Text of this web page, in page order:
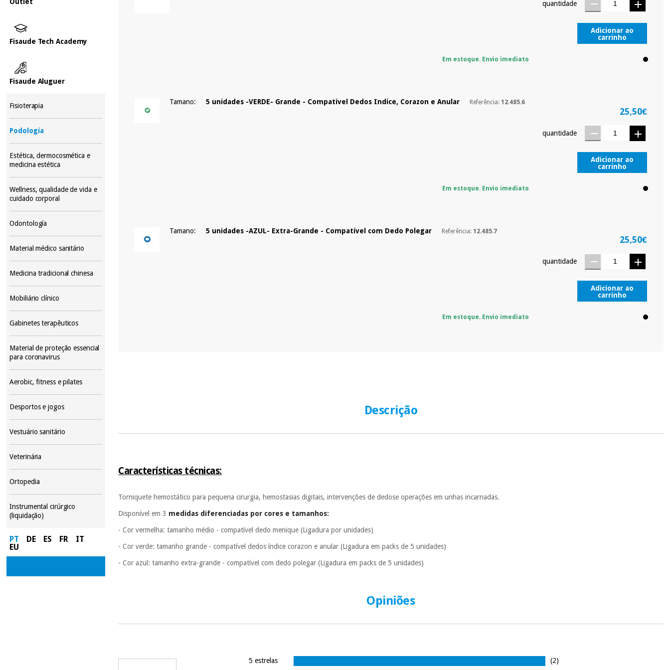
Fisaude Tech Academy
Fisaude Aluguer
Fisioterapia
Podología
Estética, dermocosmética e
medicina estética
Wellness, qualidade de vida e
cuidado corporal
Odontología
Material médico sanitário
Medicina tradicional chinesa
Mobiliário clínico
Gabinetes terapêuticos
Material de proteção essencial
para coronavirus
Aerobic, fitness e pilates
Desportos e jogos
Vestuário sanitário
Veterinária
Ortopedia
Instrumental cirúrgico
(liquidação)
PT DE ES FR
IT
EU
quantidade
Adicionar ao
carrinho
Em estoque. Envio imediato
Tamano: 5 unidades -VERDE- Grande - Compatível Dedos Indice, Corazon e Anular Referência:12.485.6
25,50€
quantidade
Adicionar ao
carrinho
Em estoque. Envio imediato
Tamano: 5 unidades -AZUL- Extra-Grande - Compatível com Dedo Polegar Referência:12.485.7
25,50€
quantidade
Adicionar ao
carrinho
Em estoque. Envio imediato
Descrição
Características técnicas:
Torniquete hemostático para pequena cirurgia, hemostasias digitais, intervenções de dedose operações em unhas incarnadas.
Disponível em 3 medidas diferenciadas por cores e tamanhos:
- Cor vermelha: tamanho médio - compatível dedo menique (Ligadura por unidades)
- Cor verde: tamanho grande - compatível dedos índice corazon e anular (Ligadura em packs de 5 unidades)
- Cor azul: tamanho extra-grande - compatível com dedo polegar (Ligadura em packs de 5 unidades)
Opiniões
5 estrelas
(2)